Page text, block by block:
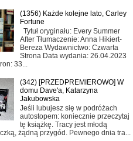
(1356) Każde kolejne lato, Carley
Fortune
Tytuł oryginału: Every Summer
After Tłumaczenie: Anna Hikiert-
Bereza Wydawnictwo: Czwarta
Strona Data wydania: 26.04.2023
33...
(342) [PRZEDPREMIEROWO] W
domu Dave'a, Katarzyna
Jakubowska
Jeśli lubujesz się w podróżach
autostopem: koniecznie przeczytaj
tę książkę. Tracy jest młodą
żądną przygód. Pewnego dnia tra...